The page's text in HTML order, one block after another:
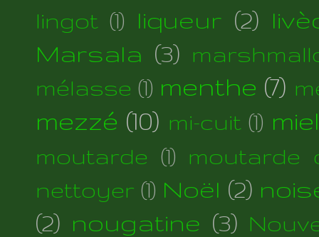
lingot (1) liqueur (2)
Marsala (3)
mélasse (1) menthe (7)
mezzé (10) mi-cuit (1) miel
moutarde (1) moutarde
nettoyer (1) Noël (2)
(2) nougatine (3)